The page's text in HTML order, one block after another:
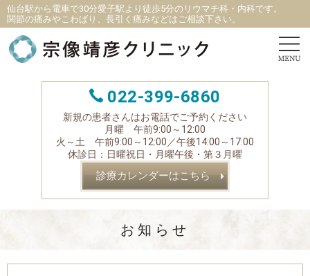
仙台駅から電車で30分愛子駅より徒歩5分の リウマチ科 ・ 内科です。
関節の痛みやこわばり、長引く痛みなどはご相談下さい。
022-399-6860
新規の患者さんはお電話でご予約ください
月曜 午前9:00～12:00
火～土 午前9:00～12:00／午後14:00～17:00
休診日：日曜祝日・月曜午後・第３月曜
診療カレンダーはこちら
お知らせ